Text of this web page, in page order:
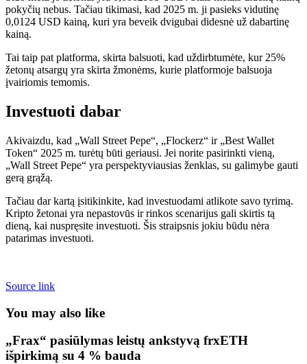
pokyčių nebus. Tačiau tikimasi, kad 2025 m. ji pasieks vidutinę
0,0124 USD kainą, kuri yra beveik dvigubai didesnė už dabartinę
kainą.
Tai taip pat platforma, skirta balsuoti, kad uždirbtumėte, kur 25%
žetonų atsargų yra skirta žmonėms, kurie platformoje balsuoja
įvairiomis temomis.
Investuoti dabar
Akivaizdu, kad „Wall Street Pepe“, „Flockerz“ ir „Best Wallet
Token“ 2025 m. turėtų būti geriausi. Jei norite pasirinkti vieną,
„Wall Street Pepe“ yra perspektyviausias ženklas, su galimybe gauti
gerą grąžą.
Tačiau dar kartą įsitikinkite, kad investuodami atlikote savo tyrimą.
Kripto žetonai yra nepastovūs ir rinkos scenarijus gali skirtis tą
dieną, kai nuspręsite investuoti. Šis straipsnis jokiu būdu nėra
patarimas investuoti.
Source link
You may also like
„Frax“ pasiūlymas leistų ankstyvą frxETH
išpirkimą su 4 % bauda